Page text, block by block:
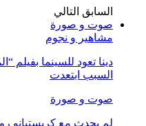
السابق التالي
صوت و صورة
مشاهير و نجوم
دينا تعود للسينما بفيلم
السبب ابتعدت
صوت و صورة
لم يحدث مع كريستيانو